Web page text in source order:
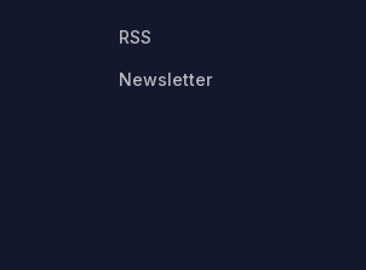
RSS
Newsletter